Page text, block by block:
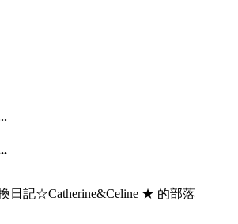
日記☆Catherine&Celine ★ 的部落